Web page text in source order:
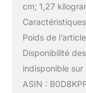
cm; 1,27
Poids de
Disponibilité
indisponible
ASIN :